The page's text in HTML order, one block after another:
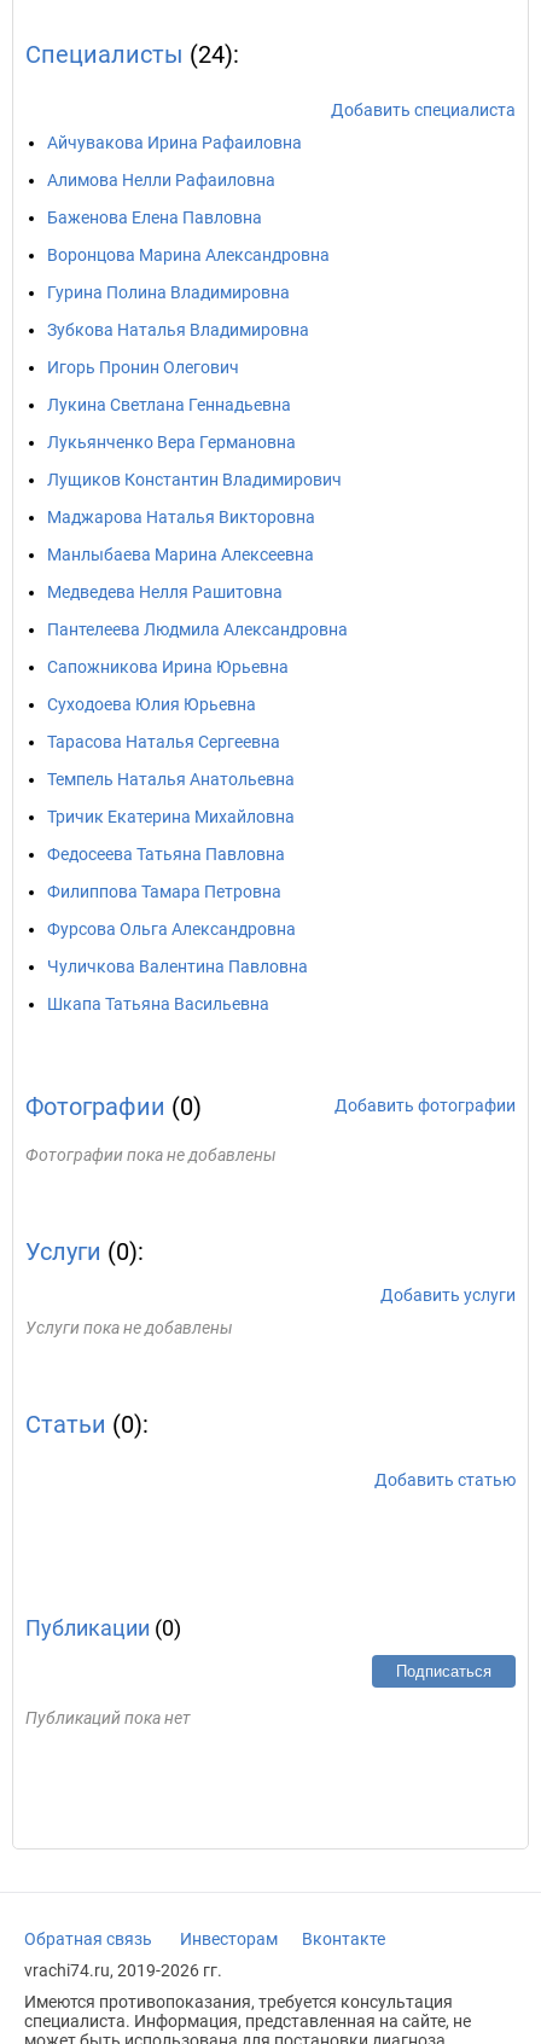
Специалисты (24):
Добавить специалиста
Айчувакова Ирина Рафаиловна
Алимова Нелли Рафаиловна
Баженова Елена Павловна
Воронцова Марина Александровна
Гурина Полина Владимировна
Зубкова Наталья Владимировна
Игорь Пронин Олегович
Лукина Светлана Геннадьевна
Лукьянченко Вера Германовна
Лущиков Константин Владимирович
Маджарова Наталья Викторовна
Манлыбаева Марина Алексеевна
Медведева Нелля Рашитовна
Пантелеева Людмила Александровна
Сапожникова Ирина Юрьевна
Суходоева Юлия Юрьевна
Тарасова Наталья Сергеевна
Темпель Наталья Анатольевна
Тричик Екатерина Михайловна
Федосеева Татьяна Павловна
Филиппова Тамара Петровна
Фурсова Ольга Александровна
Чуличкова Валентина Павловна
Шкапа Татьяна Васильевна
Фотографии (0) Добавить фотографии
Фотографии пока не добавлены
Услуги (0):
Добавить услуги
Услуги пока не добавлены
Статьи (0):
Добавить статью
Публикации (0)
Подписаться
Публикаций пока нет
Обратная связь Инвесторам
Вконтакте
vrachi74.ru, 2019-2026 гг.
Имеются противопоказания, требуется консультация
специалиста. Информация, представленная на сайте, не